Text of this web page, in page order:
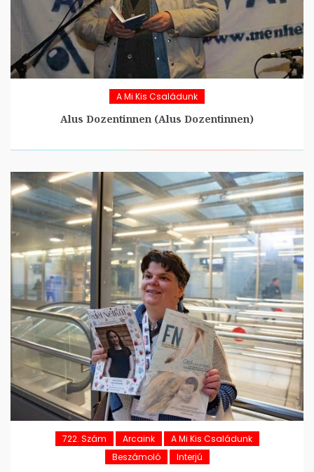
A Mi Kis Családunk
Alus Dozentinnen (Alus Dozentinnen)
722. Szám Arcaink
A Mi Kis Családunk
Beszámoló
Interjú